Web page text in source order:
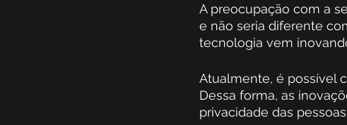
A preocupação com a
e não seria diferente
tecnologia vem
Atualmente, é possível
Dessa forma, as
privacidade das